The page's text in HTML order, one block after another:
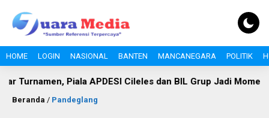
HOME LOGIN NASIONAL BANTEN MANCANEGARA POLITIK
Piala APDESI Cileles dan BIL Grup Jadi Momentum
Beranda / Pandeglang